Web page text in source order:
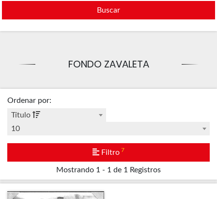
Buscar
FONDO ZAVALETA
Mostrando 1 - 1 de 1 Registros
Ordenar por:
Título
10
Filtro 7